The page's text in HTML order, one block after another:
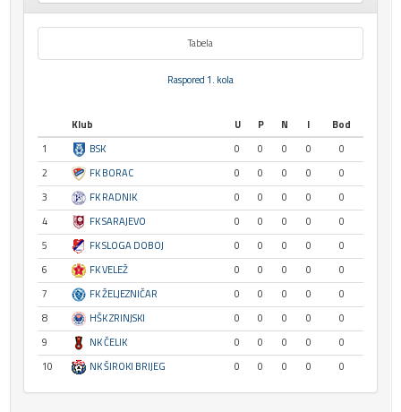
Tabela
Raspored 1. kola
Klub U P N I
Bod
1
BSK 0 0 0 0
0
2
FK BORAC 0 0 0 0
0
3
FK RADNIK 0 0 0 0
0
4
FK SARAJEVO 0 0 0 0
0
5
FK SLOGA DOBOJ 0 0 0 0
0
6
FK VELEŽ 0 0 0 0
0
7
FK ŽELJEZNIČAR 0 0 0 0
0
8
HŠK ZRINJSKI 0 0 0 0
0
9
NK ČELIK 0 0 0 0
0
10
NK ŠIROKI BRIJEG 0 0 0 0 0